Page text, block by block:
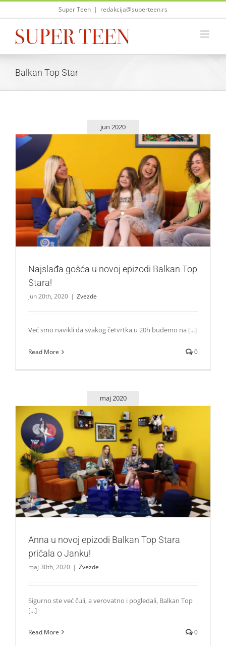
Skip
Super Teen | redakcija@superteen.rs
Balkan Top Star
jun 2020
Najslađa gošća u novoj epizodi Balkan Top Stara!
Zvezde
Najslađa gošća u novoj epizodi Balkan Top
Stara!
jun 20th, 2020 | Zvezde
Već smo navikli da svakog četvrtka u 20h budemo na [...]
Read More 0
maj 2020
Anna u novoj epizodi Balkan Top Stara pričala o Janku!
Zvezde
Anna u novoj epizodi Balkan Top Stara
pričala o Janku!
maj 30th, 2020 | Zvezde
Sigurno ste već čuli, a verovatno i pogledali, Balkan Top
[...]
Read More 0